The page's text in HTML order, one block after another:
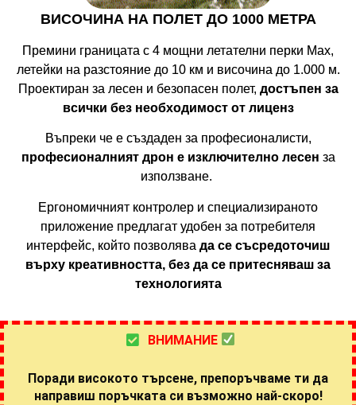
ВИСОЧИНА НА ПОЛЕТ ДО 1000 МЕТРА
Премини границата с 4 мощни летателни перки Max,
летейки на разстояние до 10 км и височина до 1.000 м.
Проектиран за лесен и безопасен полет, достъпен за
всички без необходимост от лиценз
Въпреки че е създаден за професионалисти,
професионалният дрон е изключително лесен за
използване.
Ергономичният контролер и специализираното
приложение предлагат удобен за потребителя
интерфейс, който позволява да се съсредоточиш
върху креативността, без да се притесняваш за
технологията
ВНИМАНИЕ
Поради високото търсене, препоръчваме ти да
направиш поръчката си възможно най-скоро!